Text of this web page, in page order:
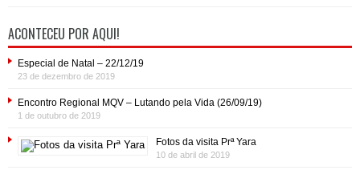
ACONTECEU POR AQUI!
Especial de Natal – 22/12/19
23 de dezembro de 2019
Encontro Regional MQV – Lutando pela Vida (26/09/19)
1 de outubro de 2019
Fotos da visita Prª Yara
10 de abril de 2019